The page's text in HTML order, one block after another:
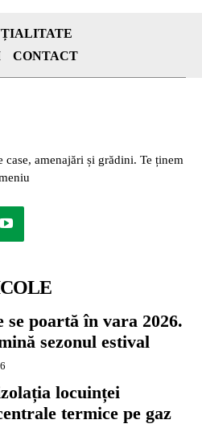
CONTACT
amenajări și grădini. Te ținem
se poartă în vara 2026.
sezonul estival
locuinței
termice pe gaz